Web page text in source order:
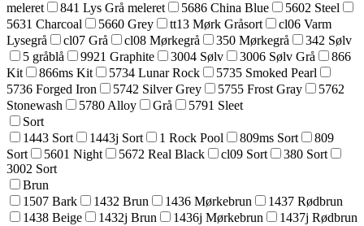
meleret
841 Lys Grå meleret 5686 China Blue
5602 Steel
5631 Charcoal
5660 Grey tt13 Mørk Gråsort
cl06 Varm
Lysegrå
cl07 Grå cl08 Mørkegrå 350 Mørkegrå
342 Sølv
5 gråblå
9921 Graphite 3004 Sølv 3006 Sølv Grå
866
Kit
866ms Kit 5734 Lunar Rock
5735 Smoked Pearl
5736 Forged Iron
5742 Silver Grey 5755 Frost Gray
5762
Stonewash
5780 Alloy Grå
5791 Sleet
Sort
1443 Sort
1443j Sort 1 Rock Pool 809ms Sort
809
Sort
5601 Night 5672 Real Black cl09 Sort
380 Sort
3002 Sort
Brun
1507 Bark
1432 Brun 1436 Mørkebrun
1437 Rødbrun
1438 Beige
1432j Brun 1436j Mørkebrun
1437j Rødbrun